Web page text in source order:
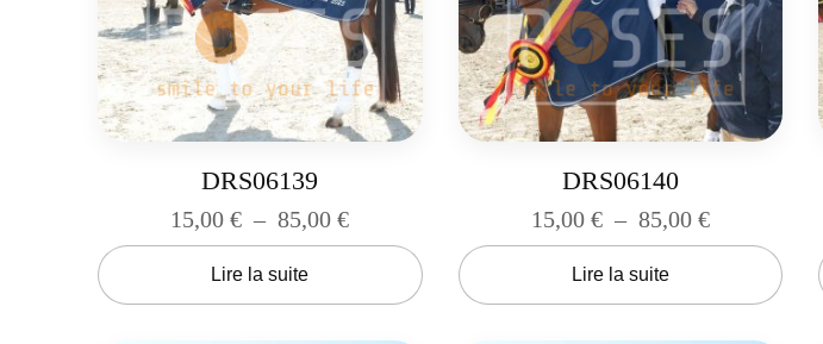
DRS06139
15,00€ – 85,00€
Lire la suite
DRS06140
15,00 € – 85,00 €
Lire la suite